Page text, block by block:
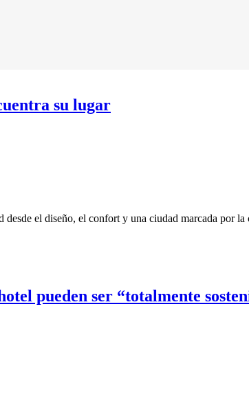
su lugar
el diseño, el confort y una ciudad marcada por
pueden ser “totalmente